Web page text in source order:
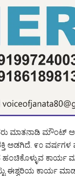
ಮಾತನಾಡಿ ಮೌಂಟ್
ಶಕ್ತಿ ಅಡಗಿದೆ. ೯೦
ಹಂಚಿಕೊಳ್ಳುವ ಕಾರ್ಯ
ಈಶ್ವರಿಯ ಕಾರ್ಯ